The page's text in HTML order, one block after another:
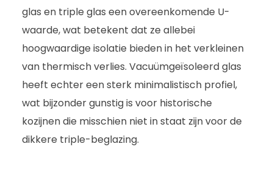
glas en triple glas een overeenkomende U-
waarde, wat betekent dat ze allebei
hoogwaardige isolatie bieden in het verkleinen
van thermisch verlies. Vacuümgeïsoleerd glas
heeft echter een sterk minimalistisch profiel,
wat bijzonder gunstig is voor historische
kozijnen die misschien niet in staat zijn voor de
dikkere triple-beglazing.